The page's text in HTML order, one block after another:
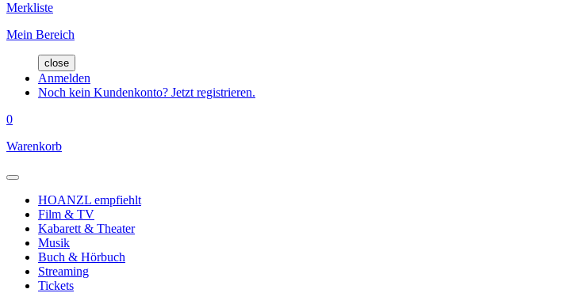
Merkliste
Mein Bereich
close
Anmelden
Noch kein Kundenkonto? Jetzt registrieren.
0
Warenkorb
HOANZL empfiehlt
Film & TV
Kabarett & Theater
Musik
Buch & Hörbuch
Streaming
Tickets